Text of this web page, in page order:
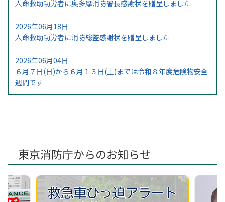
人命救助功労者に奥多摩消防署長感謝状を贈呈しました
2026年06月18日
人命救助功労者に消防総監感謝状を贈呈しました
2026年06月04日
６月７日(日)から６月１３日(土)までは令和８年度危険物安全
週間です
ゴールデンウィーク期間中に山火事予防広報を実施
2026年05月11日
古里小学校と氷川小学校で第７５回はたらく消防の写生会を
実施
東京消防庁からのお知らせ